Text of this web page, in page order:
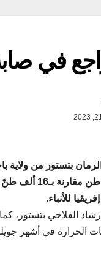
في
بإنتاج
للأنباء.
الفلاحي بتستور،
الحرارة في أشهر